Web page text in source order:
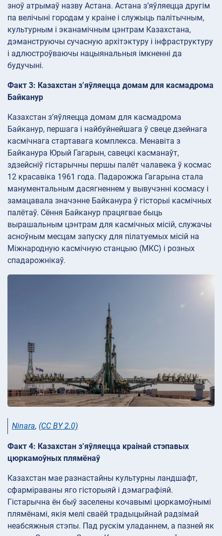
зноў атрымаў назву Астана. Астана з’яўляецца другім
па велічыні городам у краіне і служыць палітычным,
культурным і эканамічным цэнтрам Казахстана,
дэманструючы сучасную архітэктуру і інфраструктуру
і адлюстроўваючы нацыянальныя імкненні да
будучыні.
Факт 3: Казахстан з’яўляецца домам для касмадрома
Байканур
Казахстан з’яўляецца домам для касмадрома
Байканур, першага і найбуйнейшага ў свеце дзейнага
касмічнага стартавага комплекса. Менавіта з
Байканура Юрый Гагарын, савецкі касманаўт,
здзейсніў гістарычны першы палёт чалавека ў космас
12 красавіка 1961 года. Падарожжа Гагарына стала
манументальным дасягненнем у вывучэнні космасу і
замацавала значэнне Байканура ў гісторыі касмічных
палётаў. Сёння Байканур працягвае быць
вырашальным цэнтрам для касмічных місій, служачы
асноўным месцам запуску для пілатуемых місій на
Міжнародную касмічную станцыю (МКС) і розных
спадарожнікаў.
Ninara, (CC BY 2.0)
Факт 4: Казахстан з’яўляецца краінай стэпавых
цюркамоўных плямёнаў
Казахстан мае разнастайны культурны ландшафт,
сфарміраваны яго гісторыяй і дэмаграфіяй.
Гістарычна ён быў заселены кочавымі цюркамоўнымі
плямёнамі, якія мелі сваёй традыцыйнай радзімай
неабсяжныя стэпы. Пад рускім уладаннем, а пазней як